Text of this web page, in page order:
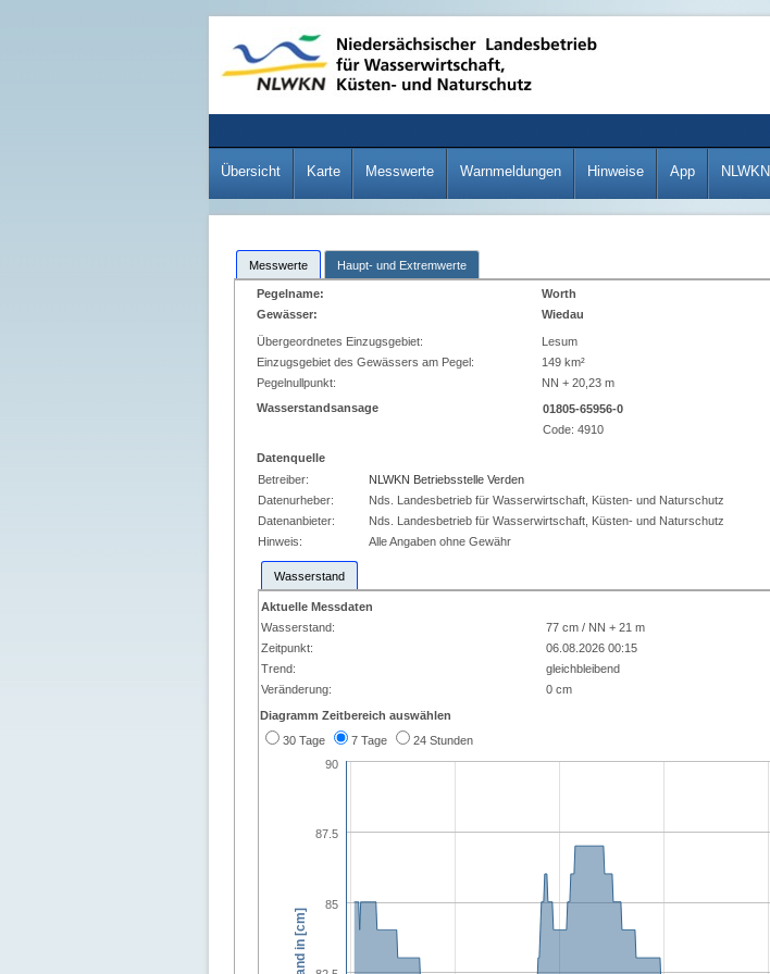
Übersicht Karte Messwerte Warnmeldungen Hinweise App NLWKN
Messwerte Haupt- und Extremwerte
Pegelname:
Worth
Gewässer:
Wiedau
Übergeordnetes Einzugsgebiet:
Lesum
Einzugsgebiet des Gewässers am Pegel:
149 km²
Pegelnullpunkt:
NN + 20,23 m
Wasserstandsansage
01805-65956-0
Code:4910
Datenquelle
Betreiber:
NLWKN Betriebsstelle Verden
Datenurheber:
Nds. Landesbetrieb für Wasserwirtschaft, Küsten- und Naturschutz
Datenanbieter:
Nds. Landesbetrieb für Wasserwirtschaft, Küsten- und Naturschutz
Hinweis:
Alle Angaben ohne Gewähr
Wasserstand
Aktuelle Messdaten
Wasserstand:
77 cm / NN + 21 m
Zeitpunkt:
06.08.2026 00:15
Trend:
gleichbleibend
Veränderung:
0 cm
Diagramm Zeitbereich auswählen
30 Tage
7 Tage 24 Stunden
85
87.5
90